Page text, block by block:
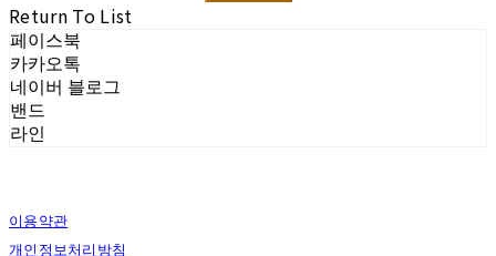
Return To List
페이스북
카카오톡
네이버 블로그
밴드
라인
이용약관
개인정보처리방침